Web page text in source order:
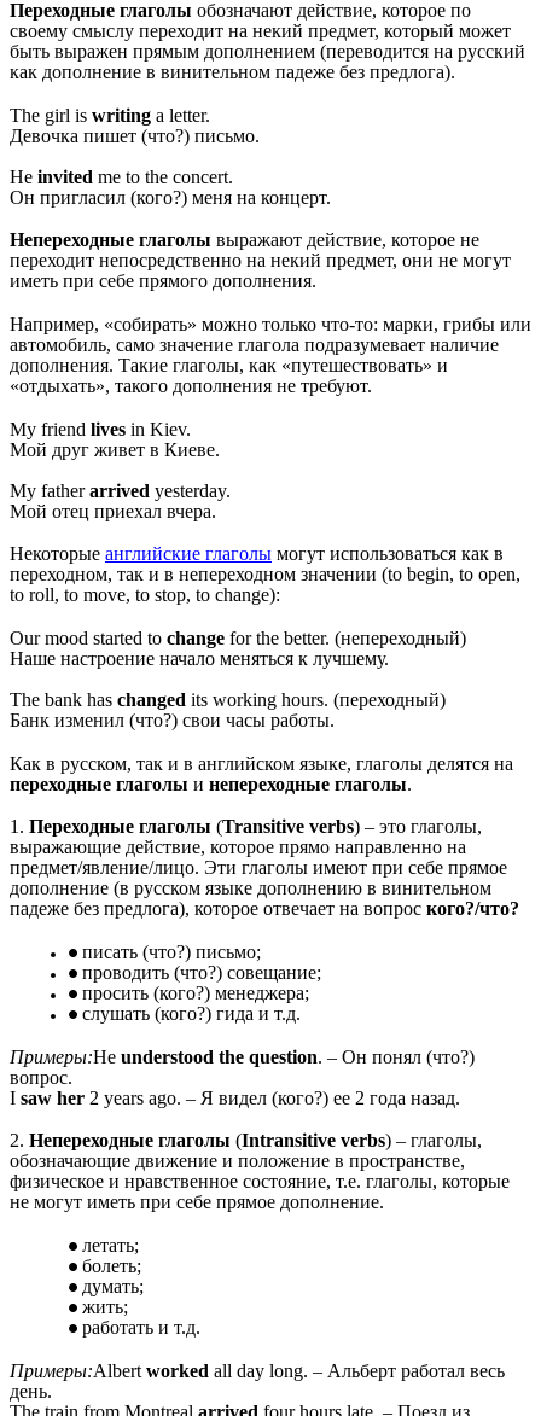
Переходные глаголы обозначают действие, которое по
своему смыслу переходит на некий предмет, который может
быть выражен прямым дополнением (переводится на русский
как дополнение в винительном падеже без предлога).
The girl is writing a letter.
Девочка пишет (что?) письмо.
He invited me to the concert.
Он пригласил (кого?) меня на концерт.
Непереходные глаголы выражают действие, которое не
переходит непосредственно на некий предмет, они не могут
иметь при себе прямого дополнения.
Например, «собирать» можно только что-то: марки, грибы или
автомобиль, само значение глагола подразумевает наличие
дополнения. Такие глаголы, как «путешествовать» и
«отдыхать», такого дополнения не требуют.
My friend lives in Kiev.
Мой друг живет в Киеве.
My fatherarrived yesterday.
Мой отец приехал вчера.
Некоторые английские глаголы могут использоваться как в
переходном, так и в непереходном значении (to begin, to open,
to roll, to move, to stop, to change):
Our mood started to change for the better. (непереходный)
Наше настроение начало меняться к лучшему.
The bank has changed its working hours. (переходный)
Банк изменил (что?) свои часы работы.
Как в русском, так и в английском языке, глаголы делятся на
переходные глаголы и непереходные глаголы.
1. Переходные глаголы (Transitive verbs) – это глаголы,
выражающие действие, которое прямо направленно на
предмет/явление/лицо. Эти глаголы имеют при себе прямое
дополнение (в русском языке дополнению в винительном
падеже без предлога), которое отвечает на вопрос кого?/что?
писать (что?) письмо;
проводить (что?) совещание;
просить (кого?) менеджера;
слушать (кого?) гида и т.д.
Примеры:He understood the question. – Он понял (что?)
вопрос.
I saw her 2 years ago. – Я видел (кого?) ее 2 года назад.
2. Непереходные глаголы (Intransitive verbs) – глаголы,
обозначающие движение и положение в пространстве,
физическое и нравственное состояние, т.е. глаголы, которые
не могут иметь при себе прямое дополнение.
летать;
болеть;
думать;
жить;
работать и т.д.
Примеры:Albert worked all day long. – Альберт работал весь
день.
The train from Montreal arrived four hours late. – Поезд из